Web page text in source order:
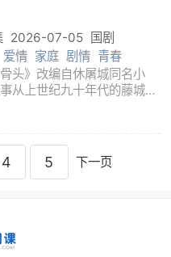
2026-07-05
国剧
爱情 家庭 剧情 青春
骨头》改编自休屠城同名小
从上世纪九十年代的藤城展
里练出坚韧的心性。父母辈
两
4 5 下一页